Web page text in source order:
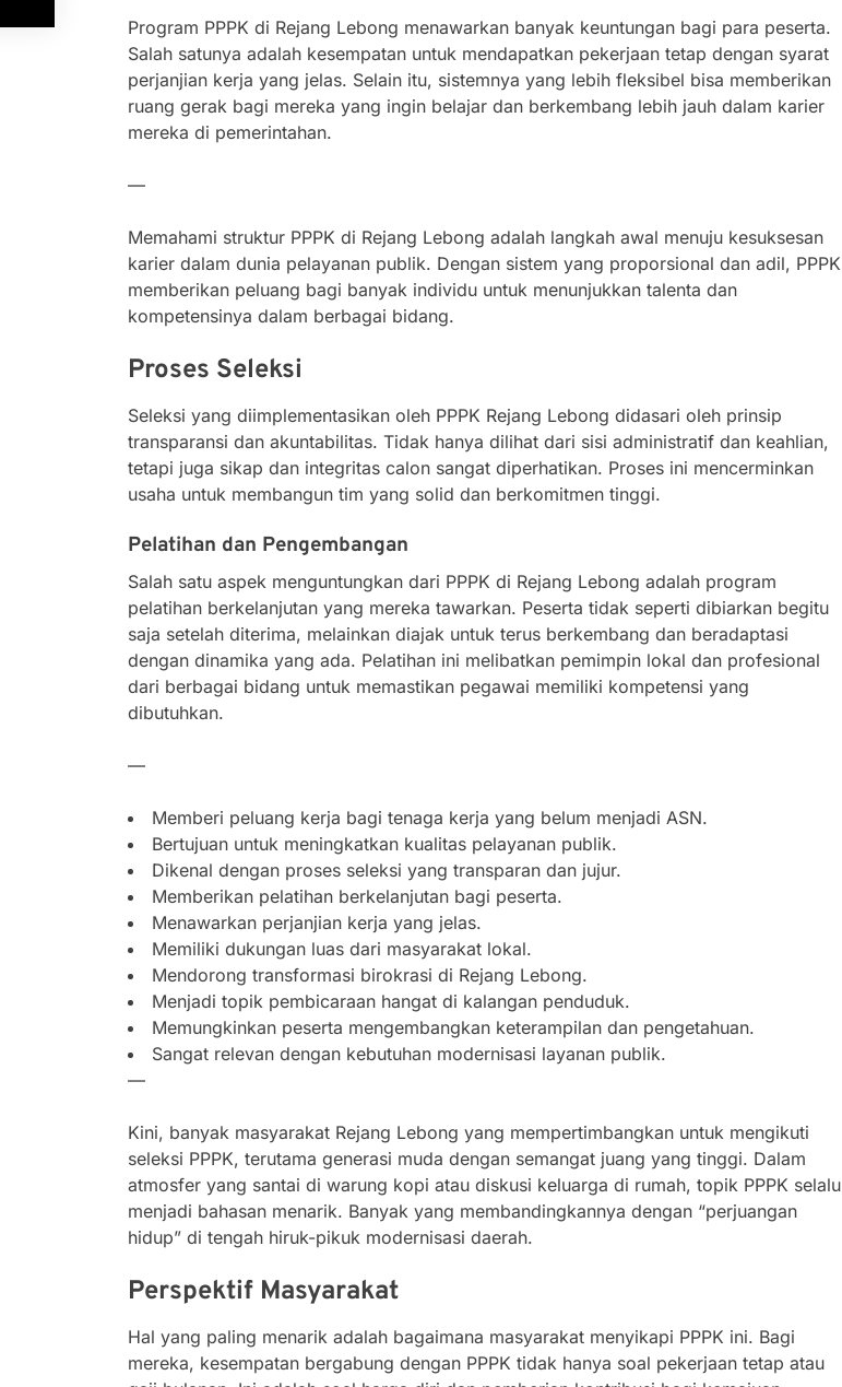
Program PPPK di Rejang Lebong menawarkan banyak keuntungan bagi para peserta.
Salah satunya adalah kesempatan untuk mendapatkan pekerjaan tetap dengan syarat
perjanjian kerja yang jelas. Selain itu, sistemnya yang lebih fleksibel bisa memberikan
ruang gerak bagi mereka yang ingin belajar dan berkembang lebih jauh dalam karier
mereka di pemerintahan.
—
Memahami struktur PPPK di Rejang Lebong adalah langkah awal menuju kesuksesan
karier dalam dunia pelayanan publik. Dengan sistem yang proporsional dan adil, PPPK
memberikan peluang bagi banyak individu untuk menunjukkan talenta dan
kompetensinya dalam berbagai bidang.
Proses Seleksi
Seleksi yang diimplementasikan oleh PPPK Rejang Lebong didasari oleh prinsip
transparansi dan akuntabilitas. Tidak hanya dilihat dari sisi administratif dan keahlian,
tetapi juga sikap dan integritas calon sangat diperhatikan. Proses ini mencerminkan
usaha untuk membangun tim yang solid dan berkomitmen tinggi.
Pelatihan dan Pengembangan
Salah satu aspek menguntungkan dari PPPK di Rejang Lebong adalah program
pelatihan berkelanjutan yang mereka tawarkan. Peserta tidak seperti dibiarkan begitu
saja setelah diterima, melainkan diajak untuk terus berkembang dan beradaptasi
dengan dinamika yang ada. Pelatihan ini melibatkan pemimpin lokal dan profesional
dari berbagai bidang untuk memastikan pegawai memiliki kompetensi yang
dibutuhkan.
—
Memberi peluang kerja bagi tenaga kerja yang belum menjadi ASN.
Bertujuan untuk meningkatkan kualitas pelayanan publik.
Dikenal dengan proses seleksi yang transparan dan jujur.
Memberikan pelatihan berkelanjutan bagi peserta.
Menawarkan perjanjian kerja yang jelas.
Memiliki dukungan luas dari masyarakat lokal.
Mendorong transformasi birokrasi di Rejang Lebong.
Menjadi topik pembicaraan hangat di kalangan penduduk.
Memungkinkan peserta mengembangkan keterampilan dan pengetahuan.
Sangat relevan dengan kebutuhan modernisasi layanan publik.
—
Kini, banyak masyarakat Rejang Lebong yang mempertimbangkan untuk mengikuti
seleksi PPPK, terutama generasi muda dengan semangat juang yang tinggi. Dalam
atmosfer yang santai di warung kopi atau diskusi keluarga di rumah, topik PPPK selalu
menjadi bahasan menarik. Banyak yang membandingkannya dengan “perjuangan
hidup” di tengah hiruk-pikuk modernisasi daerah.
Perspektif Masyarakat
Hal yang paling menarik adalah bagaimana masyarakat menyikapi PPPK ini. Bagi
mereka, kesempatan bergabung dengan PPPK tidak hanya soal pekerjaan tetap atau